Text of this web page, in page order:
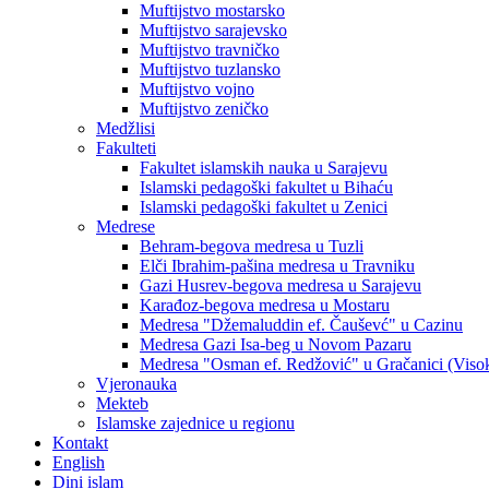
Muftijstvo mostarsko
Muftijstvo sarajevsko
Muftijstvo travničko
Muftijstvo tuzlansko
Muftijstvo vojno
Muftijstvo zeničko
Medžlisi
Fakulteti
Fakultet islamskih nauka u Sarajevu
Islamski pedagoški fakultet u Bihaću
Islamski pedagoški fakultet u Zenici
Medrese
Behram-begova medresa u Tuzli
Elči Ibrahim-pašina medresa u Travniku
Gazi Husrev-begova medresa u Sarajevu
Karađoz-begova medresa u Mostaru
Medresa "Džemaluddin ef. Čauševć" u Cazinu
Medresa Gazi Isa-beg u Novom Pazaru
Medresa "Osman ef. Redžović" u Gračanici
Vjeronauka
Mekteb
Islamske zajednice u regionu
Kontakt
English
Dini islam